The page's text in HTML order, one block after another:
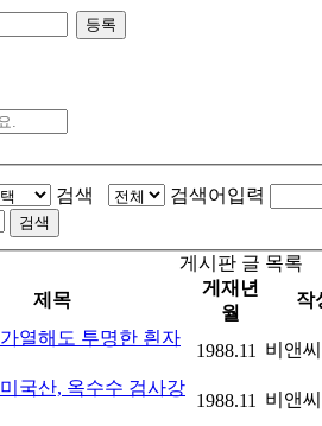
등록
검색 검색어입력
검색
게시판 글 목록
제목
게재년
월
작
가열해도 투명한 흰자
1988.11 비앤
미국산, 옥수수 검사강
1988.11 비앤